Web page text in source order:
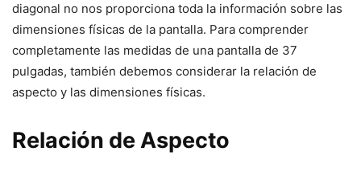
diagonal no nos proporciona toda la información sobre las
dimensiones físicas de la pantalla. Para comprender
completamente las medidas de una pantalla de 37
pulgadas, también debemos considerar la relación de
aspecto y las dimensiones físicas.
Relación de Aspecto